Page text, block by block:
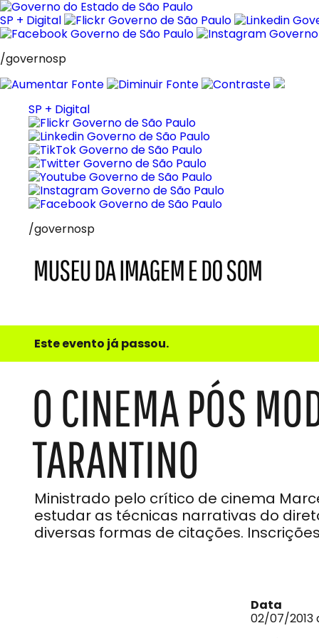
Pular
para
o
SP + Digital
/governosp
SP + Digital
/governosp
e
do
Som
Este evento já passou.
O CINEMA PÓS
TARANTINO
Ministrado pelo crítico de cinema
estudar as técnicas narrativas do
diversas formas de citações.
Data
02/07/2013